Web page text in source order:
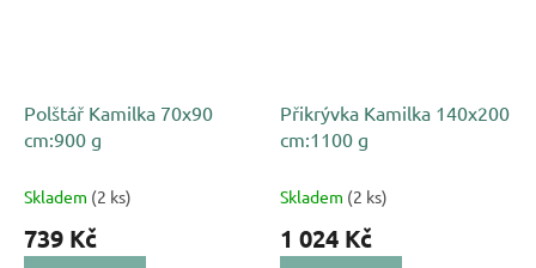
Polštář Kamilka 70x90
cm:900 g
Skladem (2 ks)
739 Kč
Přikrývka Kamilka 140x200
cm:1100 g
Skladem (2 ks)
1 024 Kč